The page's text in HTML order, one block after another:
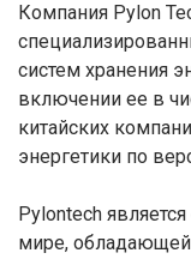
Компания Pylon
систем хранения
включении ее в
китайских
энергетики по
Pylontech
мире,